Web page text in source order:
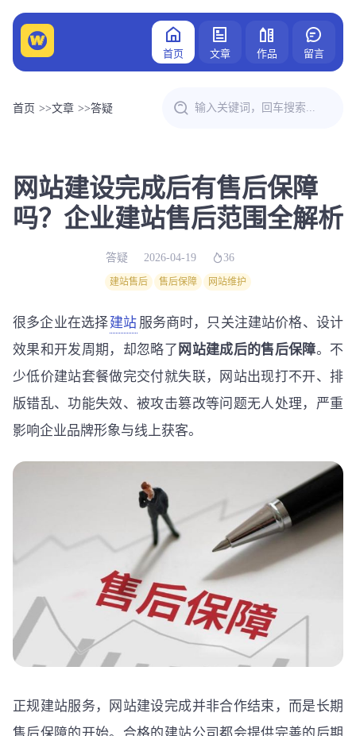
首页 文章 作品 留言
首页 >>文章 >>答疑
网站建设完成后有售后保障
吗？企业建站售后范围全解析
答疑 2026-04-19 36
建站售后 售后保障 网站维护
很多企业在选择建站 服务商时，只关注建站价格、设计
效果和开发周期，却忽略了 网站建成后的售后保障。不
少低价建站套餐做完交付就失联，网站出现打不开、排
版错乱、功能失效、被攻击篡改等问题无人处理，严重
影响企业品牌形象与线上获客。
正规建站服务，网站建设完成并非合作结束，而是长期
售后保障的开始。合格的建站公司都会提供完善的后期